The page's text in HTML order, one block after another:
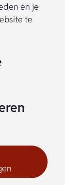
en je
te